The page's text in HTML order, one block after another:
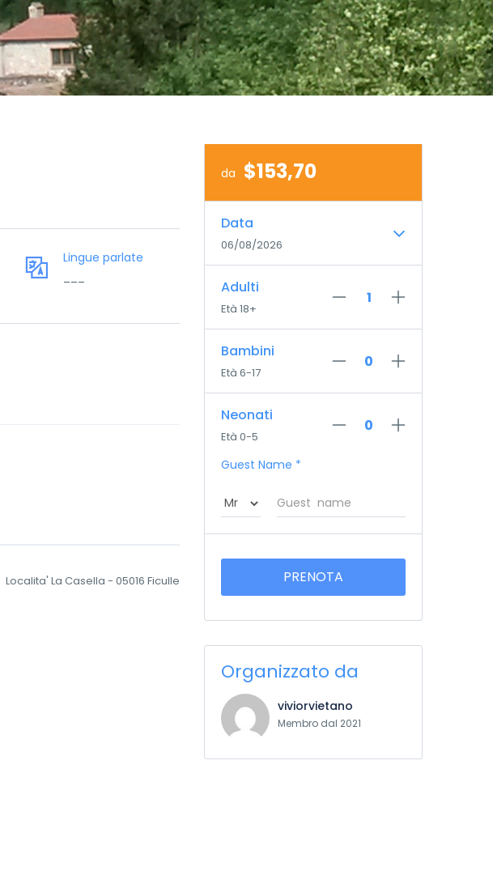
Lingue parlate
Localita' La Casella - 05016 Ficulle
da $153,70
Data
06/08/2026
Adulti
Età 18+
Bambini
Età 6-17
Neonati
Età 0-5
Guest Name *
PRENOTA
Organizzato da
viviorvietano
Membro dal 2021